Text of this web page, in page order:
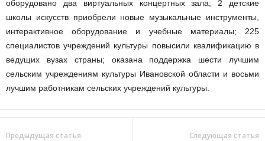
оборудовано два виртуальных концертных зала; 2 детские
школы искусств приобрели новые музыкальные инструменты,
интерактивное оборудование и учебные материалы; 225
специалистов учреждений культуры повысили квалификацию в
ведущих вузах страны; оказана поддержка шести лучшим
сельским учреждениям культуры Ивановской области и восьми
лучшим работникам сельских учреждений культуры.
Предыдущая статья Следующая статья